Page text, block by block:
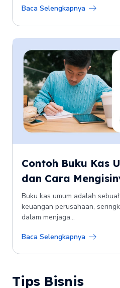
Baca Selengkapnya
Contoh Buku Kas
dan Cara
Buku kas umum adalah
keuangan perusahaan,
dalam menjaga...
Baca Selengkapnya
Tips Bisnis